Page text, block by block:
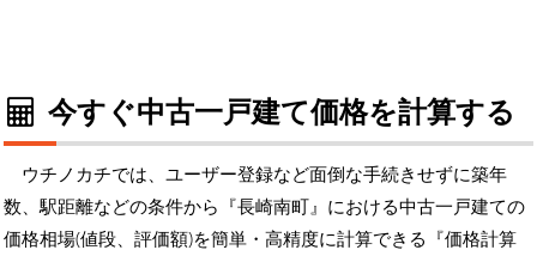
今すぐ中古一戸建て価格を計算する
ウチノカチでは、ユーザー登録など面倒な手続きせずに築年
数、駅距離などの条件から『長崎南町』における中古一戸建ての
価格相場(値段、評価額)を簡単・高精度に計算できる『価格計算